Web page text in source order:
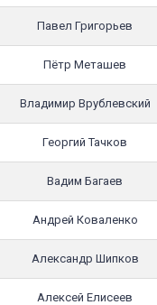
Павел Григорьев
Пётр Меташев
Владимир Врублевский
Георгий Тачков
Вадим Багаев
Андрей Коваленко
Александр Шипков
Алексей Елисеев